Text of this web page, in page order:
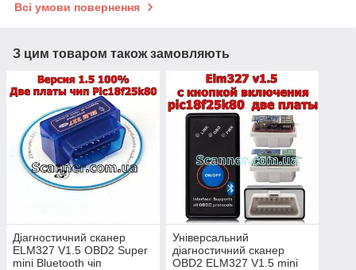
Всі умови повернення
З цим товаром також замовляють
Діагностичний сканер
ELM327 V1.5 OBD2 Super
mini Bluetooth чіп
Універсальний
діагностичний сканер
OBD2 ELM327 V1.5 mini